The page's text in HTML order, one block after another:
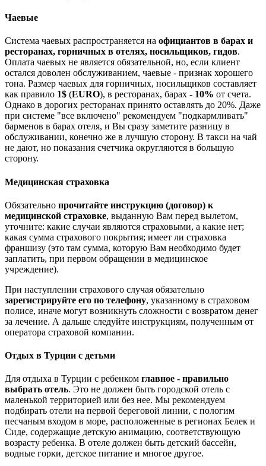
Чаевые
Система чаевых распространяется на официантов в барах и
ресторанах, горничных в отелях, носильщиков, гидов.
Оплата чаевых не является обязательной, но, если клиент
остался доволен обслуживанием, чаевые - признак хорошего
тона. Размер чаевых для горничных, носильщиков составляет
как правило 1$ (EURO), в ресторанах, барах - 10% от счета.
Однако в дорогих ресторанах принято оставлять до 20%. Даже
при системе "все включено" рекомендуем "подкармливать"
барменов в барах отеля, и Вы сразу заметите разницу в
обслуживании, конечно же в лучшую сторону. В такси на чай
не дают, но показания счетчика округляются в большую
сторону.
Медицинская страховка
Обязательно прочитайте инструкцию (договор) к
медицинской страховке, выданную Вам перед вылетом,
уточните: какие случаи являются страховыми, а какие нет;
какая сумма страхового покрытия; имеет ли страховка
франшизу (это там сумма, которую Вам необходимо будет
заплатить, при первом обращении в медицинское
учреждение).
При наступлении страхового случая обязательно
зарегистрируйте его по телефону, указанному в страховом
полисе, иначе могут возникнуть сложности с возвратом денег
за лечение. А дальше следуйте инструкциям, полученным от
оператора страховой компании.
Отдых в Турции с детьми
Для отдыха в Турции с ребенком главное - правильно
выбрать отель. Это не должен быть городской отель с
маленькой территорией или без нее. Мы рекомендуем
подбирать отели на первой береговой линии, с пологим
песчаным входом в море, расположенные в регионах Белек и
Сиде, содержащие детскую анимацию, соответствующую
возрасту ребенка. В отеле должен быть детский бассейн,
водные горки, детское питание и многое другое.